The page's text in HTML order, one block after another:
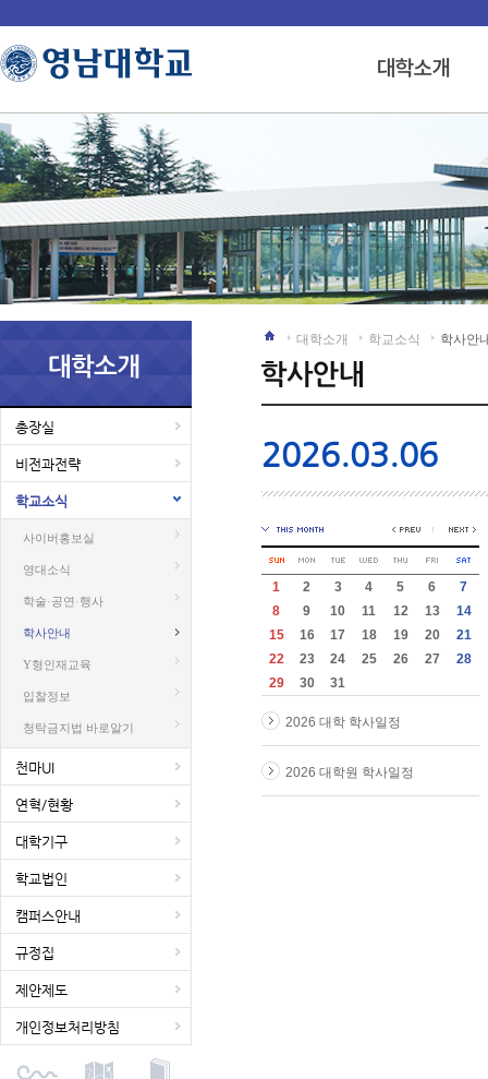
총장실
비전과전략
학교소식
사이버홍보실
영대소식
학술·공연·행사
학사안내
Y형인재교육
입찰정보
청탁금지법 바로알기
천마UI
연혁/현황
대학기구
학교법인
캠퍼스안내
규정집
제안제도
개인정보처리방침
대학소개 학교소식 학사안
2026.03.06
1 2 3 4 5 6
7
8
9 10 11 12 13
14
15
16 17 18 19 20
21
22
23 24 25 26 27
28
29
30 31
2026 대학 학사일정
2026 대학원 학사일정